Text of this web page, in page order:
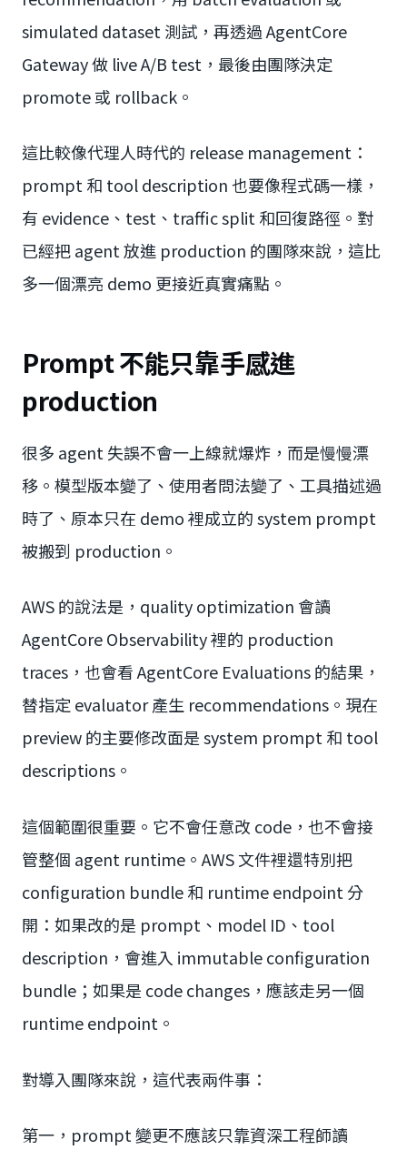
simulated dataset 測試，再透過 AgentCore
Gateway 做 live A/B test，最後由團隊決定
promote 或 rollback。
這比較像代理人時代的 release management：
prompt 和 tool description 也要像程式碼一樣，
有 evidence、test、traffic split 和回復路徑。對
已經把 agent 放進 production 的團隊來說，這比
多一個漂亮 demo 更接近真實痛點。
Prompt 不能只靠手感進
production
很多 agent 失誤不會一上線就爆炸，而是慢慢漂
移。模型版本變了、使用者問法變了、工具描述過
時了、原本只在 demo 裡成立的 system prompt
被搬到 production。
AWS 的說法是，quality optimization 會讀
AgentCore Observability 裡的 production
traces，也會看 AgentCore Evaluations 的結果，
替指定 evaluator 產生 recommendations。現在
preview 的主要修改面是 system prompt 和 tool
descriptions。
這個範圍很重要。它不會任意改 code，也不會接
管整個 agent runtime。AWS 文件裡還特別把
configuration bundle 和 runtime endpoint 分
開：如果改的是 prompt、model ID、tool
description，會進入 immutable configuration
bundle；如果是 code changes，應該走另一個
runtime endpoint。
對導入團隊來說，這代表兩件事：
第一，prompt 變更不應該只靠資深工程師讀